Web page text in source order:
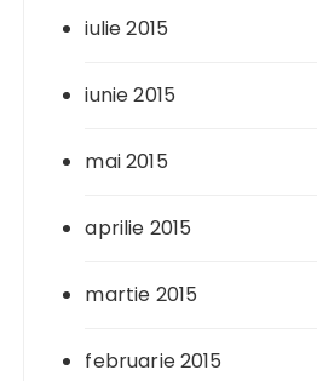
iulie 2015
iunie 2015
mai 2015
aprilie 2015
martie 2015
februarie 2015